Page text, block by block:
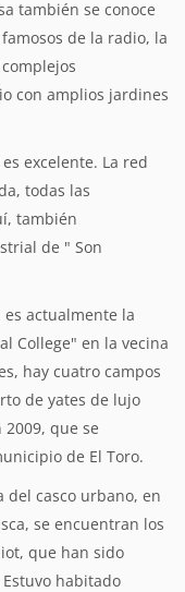
también se conoce
de la radio, la
con amplios jardines
excelente. La red
todas las
también
de " Son
es actualmente la
College" en la vecina
hay cuatro campos
de yates de lujo
que se
de El Toro.
del casco urbano, en
se encuentran los
que han sido
habitado